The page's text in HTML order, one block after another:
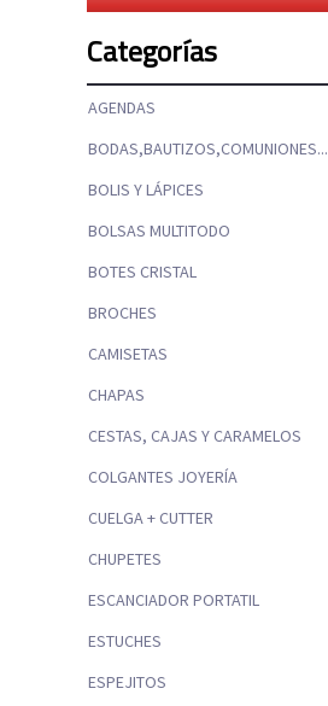
Categorías
AGENDAS
BODAS,BAUTIZOS,COMUNIONES...
BOLIS Y LÁPICES
BOLSAS MULTITODO
BOTES CRISTAL
BROCHES
CAMISETAS
CHAPAS
CESTAS, CAJAS Y CARAMELOS
COLGANTES JOYERÍA
CUELGA + CUTTER
CHUPETES
ESCANCIADOR PORTATIL
ESTUCHES
ESPEJITOS